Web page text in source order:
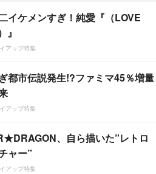
イケメンすぎ！純愛『（LOVE
』
アップ特集
都市伝説発生!?ファミマ45％増量
アップ特集
、自ら描いた”レトロ
ャー”
アップ特集